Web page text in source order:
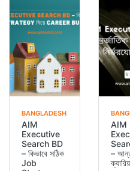
BANGLADESH
AIM
Executive
Search BD
– কিভাবে সঠিক
Job
AIM
–